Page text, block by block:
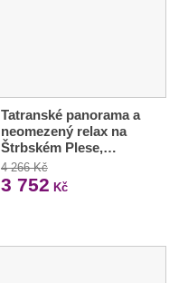
Tatranské panorama a
neomezený relax na
Štrbském Plese,…
4 266 Kč
3 752 Kč